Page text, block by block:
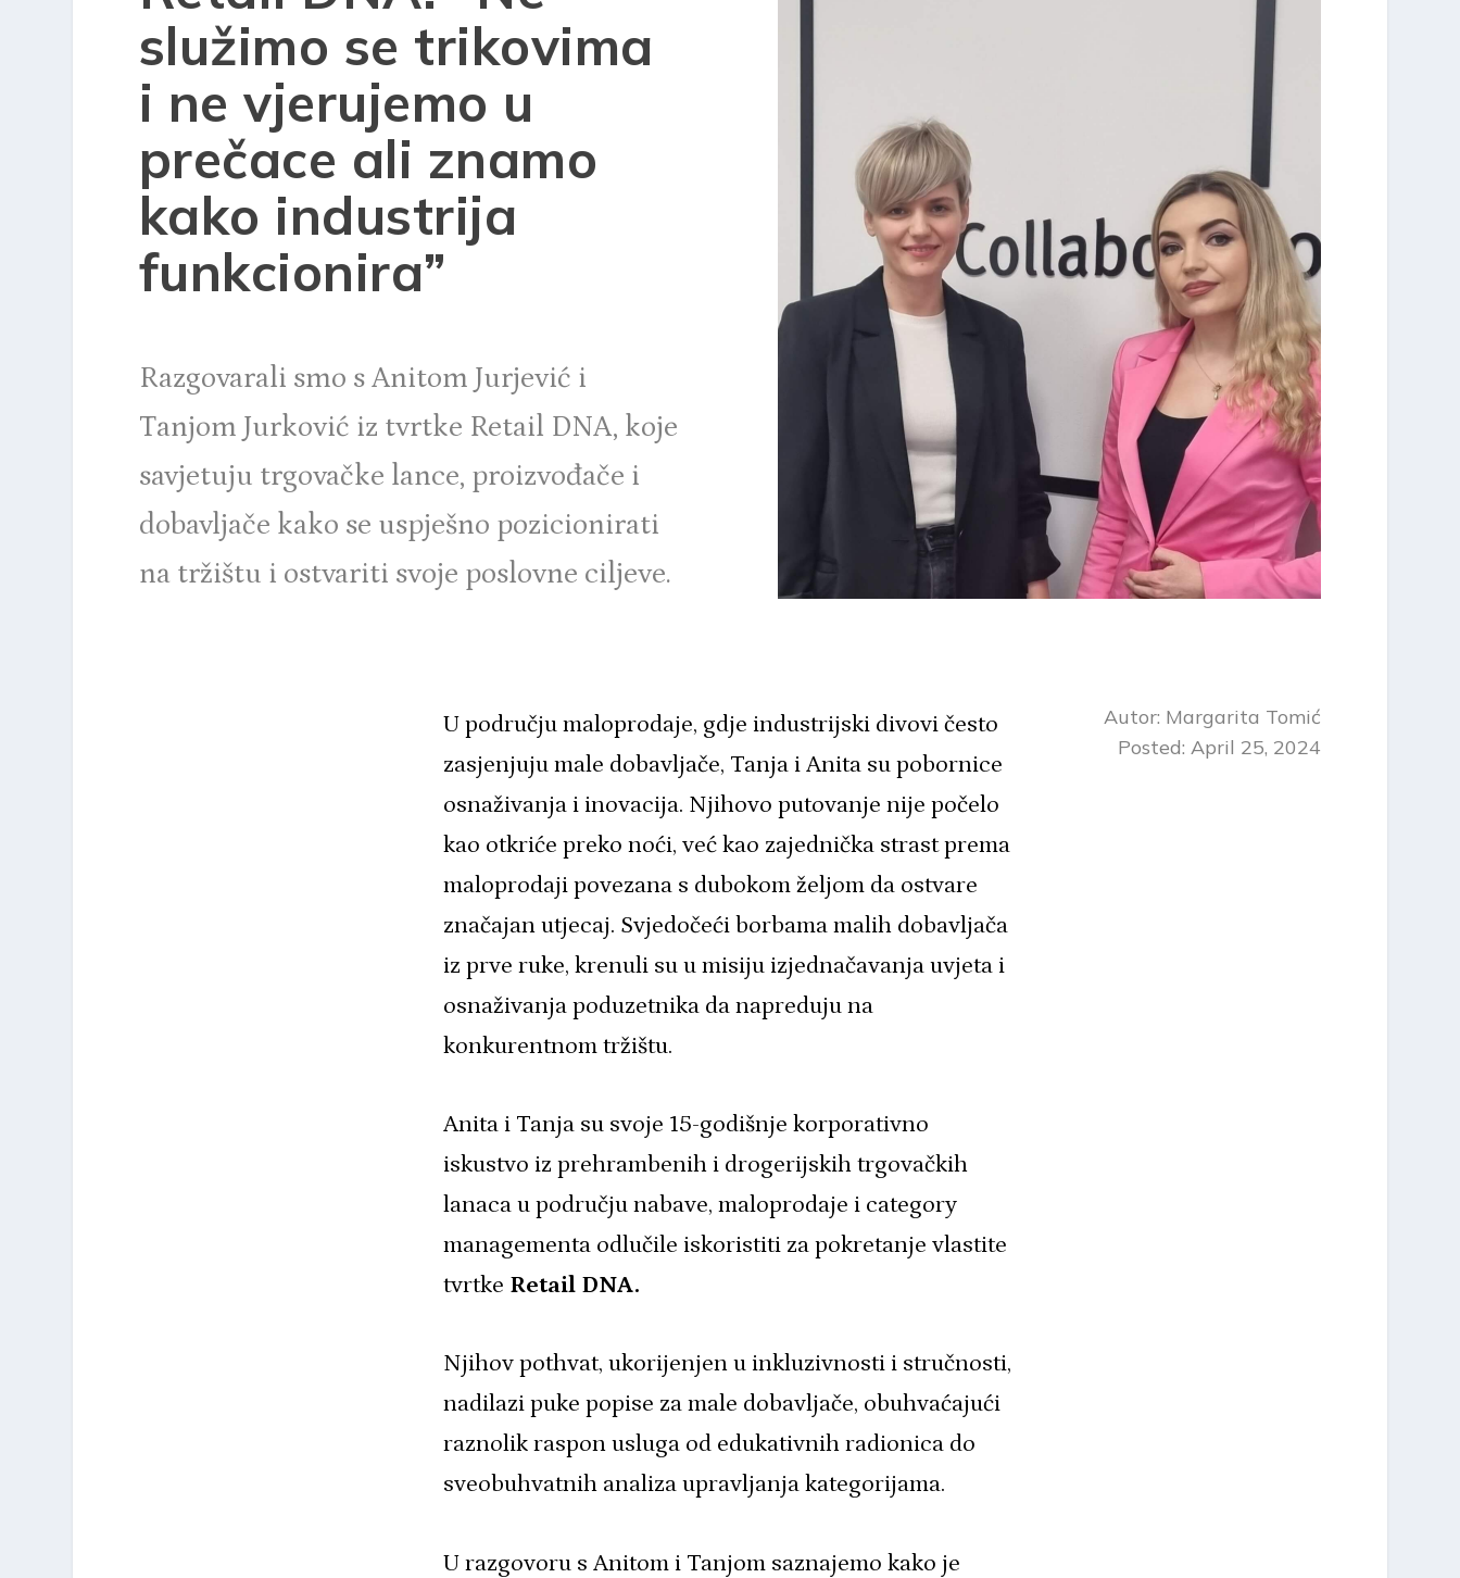
služimo se trikovima
i ne vjerujemo u
prečace ali znamo
kako industrija
funkcionira”
Razgovarali smo s Anitom Jurjević i
Tanjom Jurković iz tvrtke Retail DNA, koje
savjetuju trgovačke lance, proizvođače i
dobavljače kako se uspješno pozicionirati
na tržištu i ostvariti svoje poslovne ciljeve.
U području maloprodaje, gdje industrijski divovi često
zasjenjuju male dobavljače, Tanja i Anita su pobornice
osnaživanja i inovacija. Njihovo putovanje nije počelo
kao otkriće preko noći, već kao zajednička strast prema
maloprodaji povezana s dubokom željom da ostvare
značajan utjecaj. Svjedočeći borbama malih dobavljača
iz prve ruke, krenuli su u misiju izjednačavanja uvjeta i
osnaživanja poduzetnika da napreduju na
konkurentnom tržištu.
Anita i Tanja su svoje 15-godišnje korporativno
iskustvo iz prehrambenih i drogerijskih trgovačkih
lanaca u području nabave, maloprodaje i category
managementa odlučile iskoristiti za pokretanje vlastite
tvrtke Retail DNA.
Njihov pothvat, ukorijenjen u inkluzivnosti i stručnosti,
nadilazi puke popise za male dobavljače, obuhvaćajući
raznolik raspon usluga od edukativnih radionica do
sveobuhvatnih analiza upravljanja kategorijama.
U razgovoru s Anitom i Tanjom saznajemo kako je
Autor: Margarita Tomić
Posted: April 25, 2024